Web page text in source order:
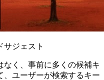
サジェスト
く、事前に多くの候補キ
、ユーザーが検索するキー